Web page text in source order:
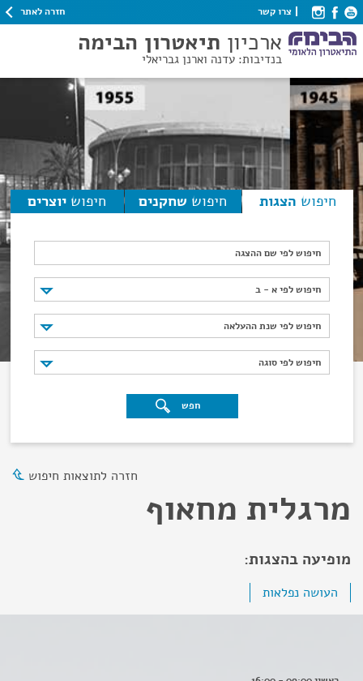
צרו קשר חזרה לאתר
ארכיון תיאטרון הבימה
בנדיבות: עדנה וארנן גבריאלי
חיפוש הצגות חיפוש שחקנים חיפוש יוצרים
חיפוש לפי שם ההצגה
חיפוש לפי א - ב
חיפוש לפי א - ב
חיפוש לפי שנת ההעלאה
חיפוש לפי שנת ההעלאה
חיפוש לפי סוגה
חיפוש לפי סוגה
חפש
חזרה לתוצאות חיפוש
מרגלית מחאוף
מופיעה בהצגות:
העושה נפלאות